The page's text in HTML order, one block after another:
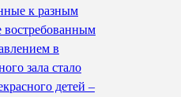
к разным
востребованным
в
зала стало
детей –